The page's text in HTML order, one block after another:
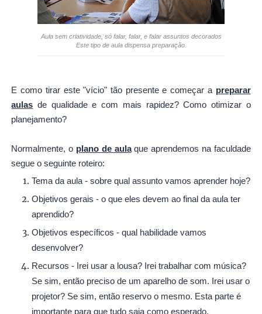
Aula sem criatividade, só falar, falar, e falar assuntos decorados
Este tipo de aula dispensa preparação.
E como tirar este "vício" tão presente e começar a preparar
aulas de qualidade e com mais rapidez? Como otimizar o
planejamento?
Normalmente, o plano de aulaque aprendemos na faculdade
segue o seguinte roteiro:
Tema da aula - sobre qual assunto vamos aprender hoje?
Objetivos gerais - o que eles devem ao final da aula ter
aprendido?
Objetivos específicos - qual habilidade vamos
desenvolver?
Recursos - Irei usar a lousa? Irei trabalhar com música?
Se sim, então preciso de um aparelho de som. Irei usar o
projetor? Se sim, então reservo o mesmo. Esta parte é
importante para que tudo saia como esperado.